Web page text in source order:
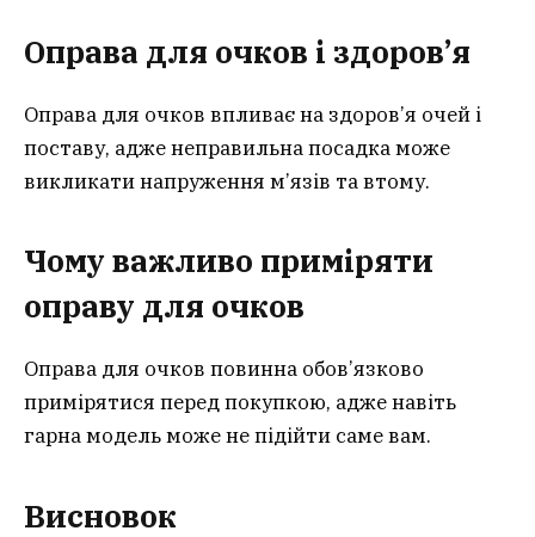
Оправа для очков і здоров’я
Оправа для очков впливає на здоров’я очей і
поставу, адже неправильна посадка може
викликати напруження м’язів та втому.
Чому важливо приміряти
оправу для очков
Оправа для очков повинна обов’язково
примірятися перед покупкою, адже навіть
гарна модель може не підійти саме вам.
Висновок